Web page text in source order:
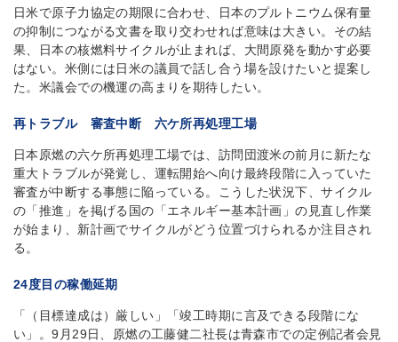
日米で原子力協定の期限に合わせ、日本のプルトニウム保有量
の抑制につながる文書を取り交わせれば意味は大きい。その結
果、日本の核燃料サイクルが止まれば、大間原発を動かす必要
はない。米側には日米の議員で話し合う場を設けたいと提案し
た。米議会での機運の高まりを期待したい。
再トラブル 審査中断 六ケ所再処理工場
日本原燃の六ケ所再処理工場では、訪問団渡米の前月に新たな
重大トラブルが発覚し、運転開始へ向け最終段階に入っていた
審査が中断する事態に陥っている。こうした状況下、サイクル
の「推進」を掲げる国の「エネルギー基本計画」の見直し作業
が始まり、新計画でサイクルがどう位置づけられるか注目され
る。
24度目の稼働延期
「（目標達成は）厳しい」「竣工時期に言及できる段階にな
い」。9月29日、原燃の工藤健二社長は青森市での定例記者会見